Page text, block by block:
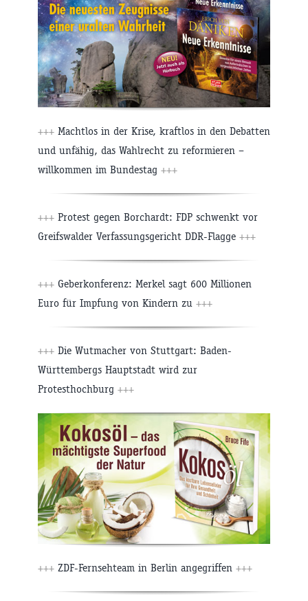
+++ Machtlos in der Krise, kraftlos in den Debatten
und unfähig, das Wahlrecht zu reformieren –
willkommen im Bundestag +++
+++ Protest gegen Borchardt: FDP schwenkt vor
Greifswalder Verfassungsgericht DDR-Flagge +++
+++ Geberkonferenz: Merkel sagt 600 Millionen
Euro für Impfung von Kindern zu +++
+++ Die Wutmacher von Stuttgart: Baden-
Württembergs Hauptstadt wird zur
Protesthochburg +++
+++ ZDF-Fernsehteam in Berlin angegriffen +++